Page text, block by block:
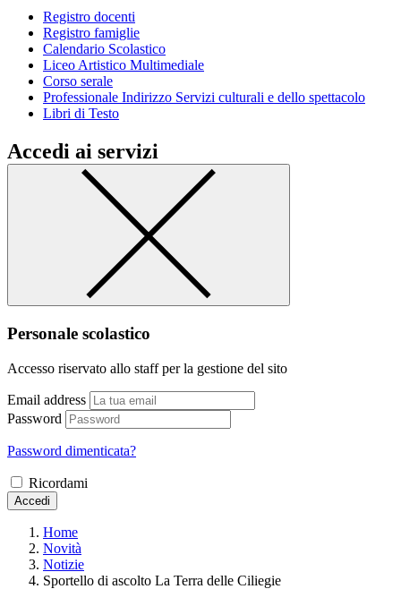
Registro docenti
Registro famiglie
Calendario Scolastico
Liceo Artistico Multimediale
Corso serale
Professionale Indirizzo Servizi culturali e dello spettacolo
Libri di Testo
Accedi ai servizi
Personale scolastico
Accesso riservato allo staff per la gestione del sito
Email address
Password
Password dimenticata?
Ricordami
Accedi
Home
Novità
Notizie
Sportello di ascolto La Terra delle Ciliegie